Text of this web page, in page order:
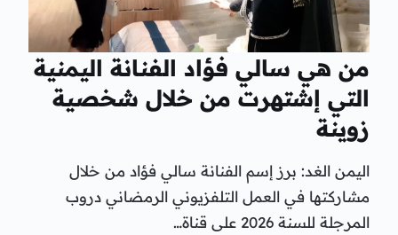
من هي سالي فؤاد الفنانة اليمنية
التي إشتهرت من خلال شخصية
زوينة
اليمن الغد: برز إسم الفنانة سالي فؤاد من خلال
مشاركتها في العمل التلفزيوني الرمضاني دروب
المرجلة للسنة 2026 على قناة…